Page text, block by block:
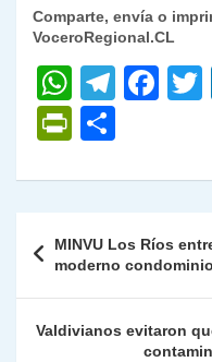
Comparte, envía o
VoceroRegional.CL
W
h
at
s
p
p
T
gr
m
F
e
o
o
k
P
nt
Fr
ie
n
dl
m
ar
tir
de
entradas
MINVU Los Ríos
moderno
Valdivianos evitaron